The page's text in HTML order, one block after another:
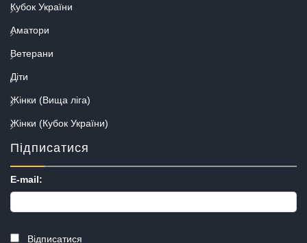
Кубок України
Аматори
Ветерани
Діти
Жінки (Вища ліга)
Жінки (Кубок України)
Підписатися
E-mail:
Відписатися